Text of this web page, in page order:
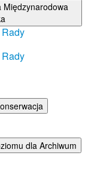
Międzynarodowa
dla Archiwum